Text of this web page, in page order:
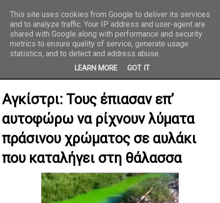
REPORTAZ NET
Αγκίστρι: Τους έπιασαν επ’
αυτοφώρω να ρίχνουν λύματα
πράσινου χρώματος σε αυλάκι
που καταλήγει στη θάλασσα
This site uses cookies from Google to deliver its services
and to analyze traffic. Your IP address and user-agent are
shared with Google along with performance and security
metrics to ensure quality of service, generate usage
statistics, and to detect and address abuse.
LEARN MORE GOT IT